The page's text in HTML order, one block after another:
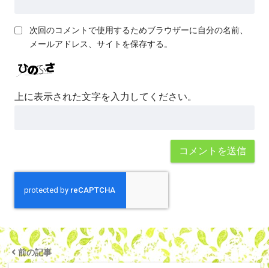
次回のコメントで使用するためブラウザーに自分の名前、
メールアドレス、サイトを保存する。
上に表示された文字を入力してください。
前の記事